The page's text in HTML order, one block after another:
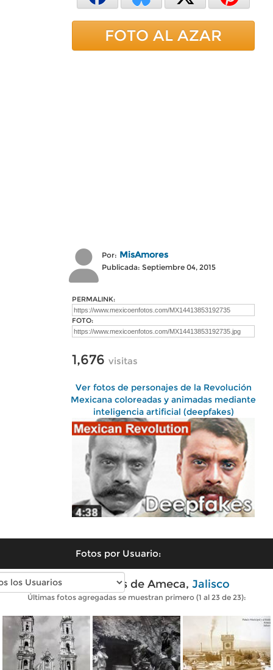
FOTO AL AZAR
Por: MisAmores
Publicada: Septiembre 04, 2015
PERMALINK:
FOTO:
1,676 visitas
Ver fotos de personajes de la Revolución
Mexicana coloreadas y animadas mediante
inteligencia artificial (deepfakes)
Fotos por Usuario:
Fotos antiguas de Ameca, Jalisco
Últimas fotos agregadas se muestran primero (1 al 23 de 23):